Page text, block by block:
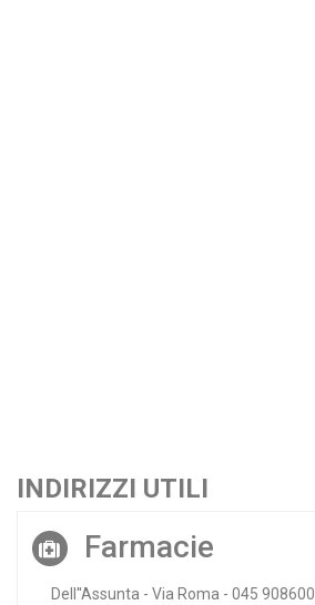
INDIRIZZI UTILI
Farmacie
Dell''Assunta - Via Roma - 045 908600